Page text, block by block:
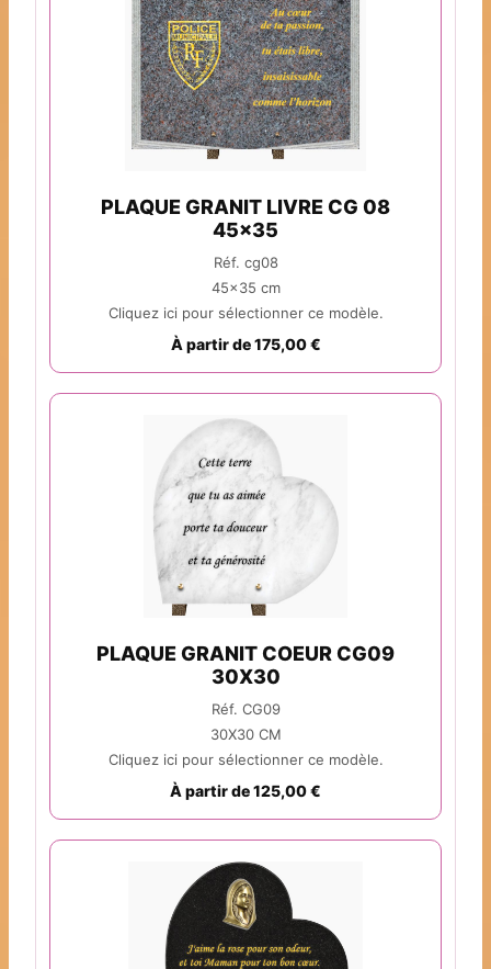
PLAQUE GRANIT LIVRE CG 08
45x35
Réf. cg08
45x35 cm
Cliquez ici pour sélectionner ce modèle.
À partir de 175,00 €
PLAQUE GRANIT COEUR CG09
30X30
Réf. CG09
30X30 CM
Cliquez ici pour sélectionner ce modèle.
À partir de 125,00 €